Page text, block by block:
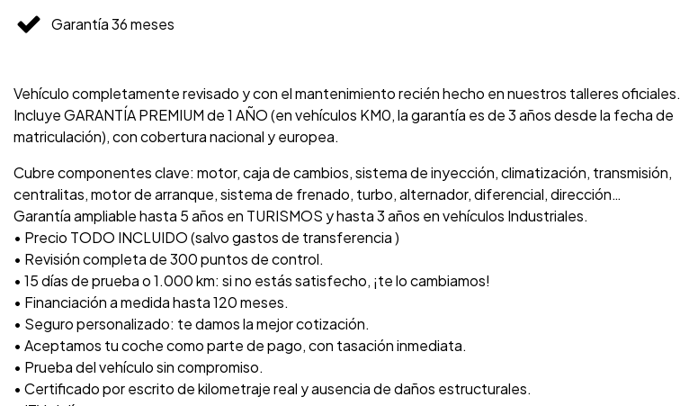
Garantía 36 meses
Vehículo completamente revisado y con el mantenimiento recién hecho en nuestros talleres oficiales.
Incluye GARANTÍA PREMIUM de 1 AÑO (en vehículos KM0, la garantía es de 3 años desde la fecha de
matriculación), con cobertura nacional y europea.
Cubre componentes clave: motor, caja de cambios, sistema de inyección, climatización, transmisión,
centralitas, motor de arranque, sistema de frenado, turbo, alternador, diferencial, dirección…
Garantía ampliable hasta 5 años en TURISMOS y hasta 3 años en vehículos Industriales.
• Precio TODO INCLUIDO (salvo gastos de transferencia )
• Revisión completa de 300 puntos de control.
• 15 días de prueba o 1.000 km: si no estás satisfecho, ¡te lo cambiamos!
• Financiación a medida hasta 120 meses.
• Seguro personalizado: te damos la mejor cotización.
• Aceptamos tu coche como parte de pago, con tasación inmediata.
• Prueba del vehículo sin compromiso.
• Certificado por escrito de kilometraje real y ausencia de daños estructurales.